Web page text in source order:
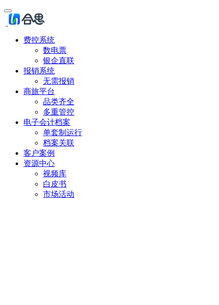
费控系统
数电票
银企直联
报销系统
无需报销
商旅平台
品类齐全
多重管控
电子会计档案
单套制运行
档案关联
客户案例
资源中心
视频库
白皮书
市场活动